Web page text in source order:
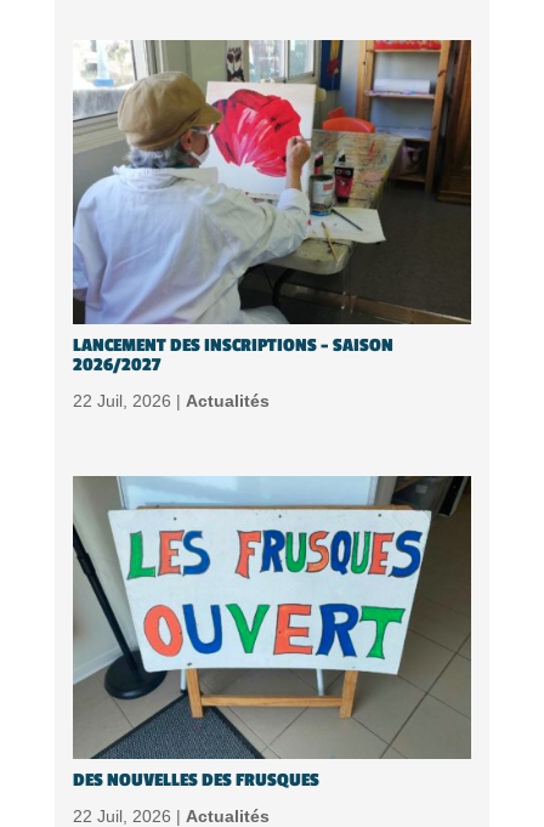
LANCEMENT DES INSCRIPTIONS – SAISON
2026/2027
22 Juil, 2026 | Actualités
DES NOUVELLES DES FRUSQUES
22 Juil, 2026 | Actualités